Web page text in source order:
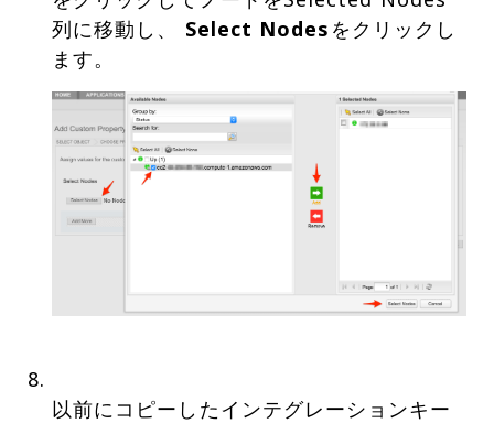
列に移動し、 Select Nodes をクリックし
以前にコピーしたインテグレーションキー